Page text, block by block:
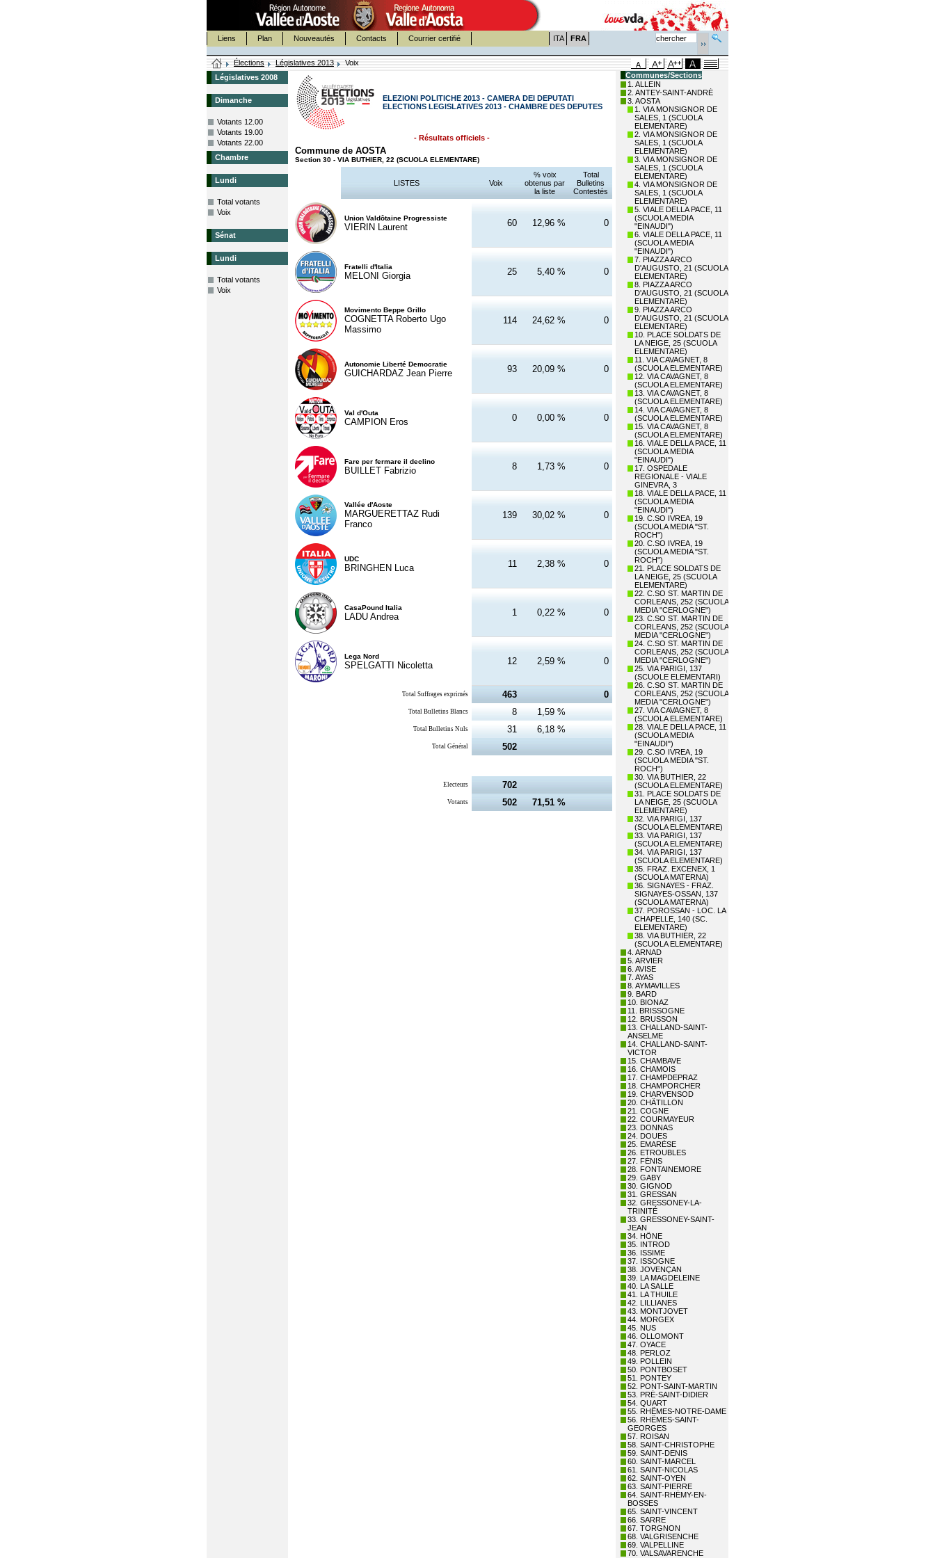
Liens Plan Nouveautés Contacts Courrier certifié ITA FRA
Élections Législatives 2013
Voix
Législatives 2008
Dimanche
Votants 12.00
Votants 19.00
Votants 22.00
Chambre
Lundi
Total votants
Voix
Sénat
Lundi
Total votants
Voix
ELEZIONI POLITICHE 2013 - CAMERA DEI DEPUTATI
ELECTIONS LEGISLATIVES 2013 - CHAMBRE DES DEPUTES
- Résultats officiels -
Commune de AOSTA
Section 30 - VIA BUTHIER, 22 (SCUOLA ELEMENTARE)
LISTES Voix
% voix
obtenus par
la liste
Total
Bulletins
Contestés
Union Valdôtaine Progressiste
VIERIN Laurent 60 12,96 % 0
Fratelli d'Italia
MELONI Giorgia 25 5,40 % 0
Movimento Beppe Grillo
COGNETTA Roberto Ugo
Massimo
114 24,62 % 0
Autonomie Liberté Democratie
GUICHARDAZ Jean Pierre 93 20,09 % 0
Val d'Outa
CAMPION Eros 0 0,00 % 0
Fare per fermare il declino
BUILLET Fabrizio 8 1,73 % 0
Vallée d'Aoste
MARGUERETTAZ Rudi
Franco
139 30,02 % 0
UDC
BRINGHEN Luca 11 2,38 % 0
CasaPound Italia
LADU Andrea 1 0,22 % 0
Lega Nord
SPELGATTI Nicoletta 12 2,59 % 0
Total Suffrages exprimés 463 0
Total Bulletins Blancs 8 1,59 %
Total Bulletins Nuls 31 6,18 %
Total Général 502
Electeurs 702
Votants 502 71,51 %
Communes/Sections
1. ALLEIN
2. ANTEY-SAINT-ANDRÉ
3. AOSTA
1. VIA MONSIGNOR DE
SALES, 1 (SCUOLA
ELEMENTARE)
2. VIA MONSIGNOR DE
SALES, 1 (SCUOLA
ELEMENTARE)
3. VIA MONSIGNOR DE
SALES, 1 (SCUOLA
ELEMENTARE)
4. VIA MONSIGNOR DE
SALES, 1 (SCUOLA
ELEMENTARE)
5. VIALE DELLA PACE, 11
(SCUOLA MEDIA
"EINAUDI")
6. VIALE DELLA PACE, 11
(SCUOLA MEDIA
"EINAUDI")
7. PIAZZA ARCO
D'AUGUSTO, 21 (SCUOLA
ELEMENTARE)
8. PIAZZA ARCO
D'AUGUSTO, 21 (SCUOLA
ELEMENTARE)
9. PIAZZA ARCO
D'AUGUSTO, 21 (SCUOLA
ELEMENTARE)
10. PLACE SOLDATS DE
LA NEIGE, 25 (SCUOLA
ELEMENTARE)
11. VIA CAVAGNET, 8
(SCUOLA ELEMENTARE)
12. VIA CAVAGNET, 8
(SCUOLA ELEMENTARE)
13. VIA CAVAGNET, 8
(SCUOLA ELEMENTARE)
14. VIA CAVAGNET, 8
(SCUOLA ELEMENTARE)
15. VIA CAVAGNET, 8
(SCUOLA ELEMENTARE)
16. VIALE DELLA PACE, 11
(SCUOLA MEDIA
"EINAUDI")
17. OSPEDALE
REGIONALE - VIALE
GINEVRA, 3
18. VIALE DELLA PACE, 11
(SCUOLA MEDIA
"EINAUDI")
19. C.SO IVREA, 19
(SCUOLA MEDIA "ST.
ROCH")
20. C.SO IVREA, 19
(SCUOLA MEDIA "ST.
ROCH")
21. PLACE SOLDATS DE
LA NEIGE, 25 (SCUOLA
ELEMENTARE)
22. C.SO ST. MARTIN DE
CORLEANS, 252 (SCUOLA
MEDIA "CERLOGNE")
23. C.SO ST. MARTIN DE
CORLEANS, 252 (SCUOLA
MEDIA "CERLOGNE")
24. C.SO ST. MARTIN DE
CORLEANS, 252 (SCUOLA
MEDIA "CERLOGNE")
25. VIA PARIGI, 137
(SCUOLE ELEMENTARI)
26. C.SO ST. MARTIN DE
CORLEANS, 252 (SCUOLA
MEDIA "CERLOGNE")
27. VIA CAVAGNET, 8
(SCUOLA ELEMENTARE)
28. VIALE DELLA PACE, 11
(SCUOLA MEDIA
"EINAUDI")
29. C.SO IVREA, 19
(SCUOLA MEDIA "ST.
ROCH")
30. VIA BUTHIER, 22
(SCUOLA ELEMENTARE)
31. PLACE SOLDATS DE
LA NEIGE, 25 (SCUOLA
ELEMENTARE)
32. VIA PARIGI, 137
(SCUOLA ELEMENTARE)
33. VIA PARIGI, 137
(SCUOLA ELEMENTARE)
34. VIA PARIGI, 137
(SCUOLA ELEMENTARE)
35. FRAZ. EXCENEX, 1
(SCUOLA MATERNA)
36. SIGNAYES - FRAZ.
SIGNAYES-OSSAN, 137
(SCUOLA MATERNA)
37. POROSSAN - LOC. LA
CHAPELLE, 140 (SC.
ELEMENTARE)
38. VIA BUTHIER, 22
(SCUOLA ELEMENTARE)
4. ARNAD
5. ARVIER
6. AVISE
7. AYAS
8. AYMAVILLES
9. BARD
10. BIONAZ
11. BRISSOGNE
12. BRUSSON
13. CHALLAND-SAINT-
ANSELME
14. CHALLAND-SAINT-
VICTOR
15. CHAMBAVE
16. CHAMOIS
17. CHAMPDEPRAZ
18. CHAMPORCHER
19. CHARVENSOD
20. CHÂTILLON
21. COGNE
22. COURMAYEUR
23. DONNAS
24. DOUES
25. EMARÈSE
26. ETROUBLES
27. FÉNIS
28. FONTAINEMORE
29. GABY
30. GIGNOD
31. GRESSAN
32. GRESSONEY-LA-
TRINITÉ
33. GRESSONEY-SAINT-
JEAN
34. HÔNE
35. INTROD
36. ISSIME
37. ISSOGNE
38. JOVENÇAN
39. LA MAGDELEINE
40. LA SALLE
41. LA THUILE
42. LILLIANES
43. MONTJOVET
44. MORGEX
45. NUS
46. OLLOMONT
47. OYACE
48. PERLOZ
49. POLLEIN
50. PONTBOSET
51. PONTEY
52. PONT-SAINT-MARTIN
53. PRÉ-SAINT-DIDIER
54. QUART
55. RHÊMES-NOTRE-DAME
56. RHÊMES-SAINT-
GEORGES
57. ROISAN
58. SAINT-CHRISTOPHE
59. SAINT-DENIS
60. SAINT-MARCEL
61. SAINT-NICOLAS
62. SAINT-OYEN
63. SAINT-PIERRE
64. SAINT-RHÉMY-EN-
BOSSES
65. SAINT-VINCENT
66. SARRE
67. TORGNON
68. VALGRISENCHE
69. VALPELLINE
70. VALSAVARENCHE